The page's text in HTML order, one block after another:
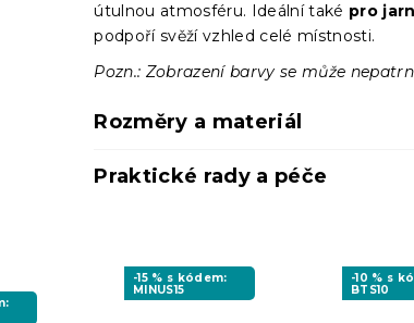
útulnou atmosféru. Ideální také pro
podpoří svěží vzhled celé místnosti.
Pozn.: Zobrazení barvy se může
Rozměry a materiál
Praktické rady a péče
-15 % s kódem:
MINUS15
-10 % s
BTS10